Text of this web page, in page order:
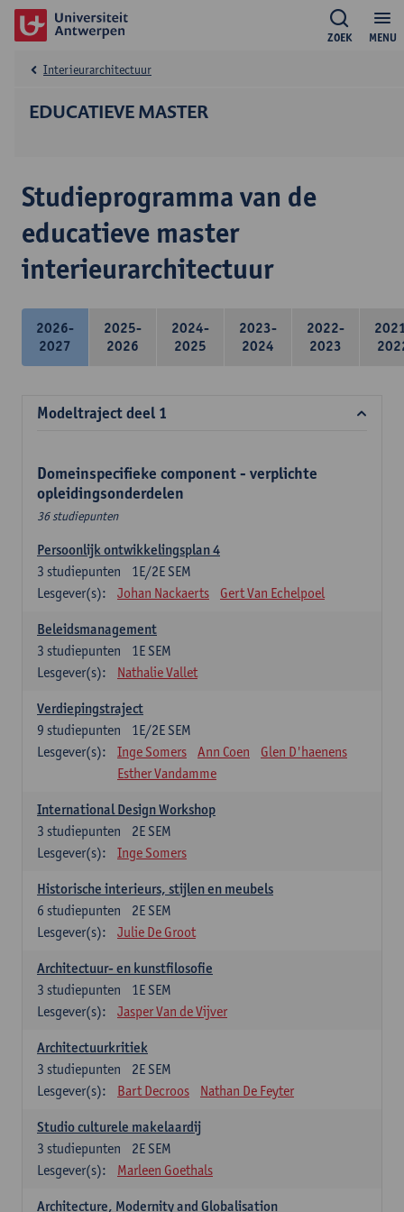
MENU
ZOEK
EDUCATIEVE MASTER
Interieurarchitectuur
Studieprogramma van de
educatieve master
interieurarchitectuur
2026-
2027
2025-
2026
2024-
2025
2023-
2024
2022-
2023
Modeltraject deel 1
Domeinspecifieke component - verplichte
opleidingsonderdelen
36 studiepunten
Persoonlijk ontwikkelingsplan 4
1E/2E SEM
3 studiepunten
Lesgever(s):
Johan Nackaerts Gert Van Echelpoel
Beleidsmanagement
1E SEM
3 studiepunten
Lesgever(s):
Nathalie Vallet
Verdiepingstraject
1E/2E SEM
9 studiepunten
Lesgever(s):
Inge Somers Ann Coen
Glen D'haenens
Esther Vandamme
International Design Workshop
2E SEM
3 studiepunten
Lesgever(s):
Inge Somers
Historische interieurs, stijlen en meubels
2E SEM
6 studiepunten
Lesgever(s):
Julie De Groot
Architectuur- en kunstfilosofie
1E SEM
3 studiepunten
Lesgever(s):
Jasper Van de Vijver
Architectuurkritiek
2E SEM
3 studiepunten
Lesgever(s):
Bart Decroos Nathan De Feyter
Studio culturele makelaardij
2E SEM
3 studiepunten
Lesgever(s):
Marleen Goethals
Architecture, Modernity and Globalisation